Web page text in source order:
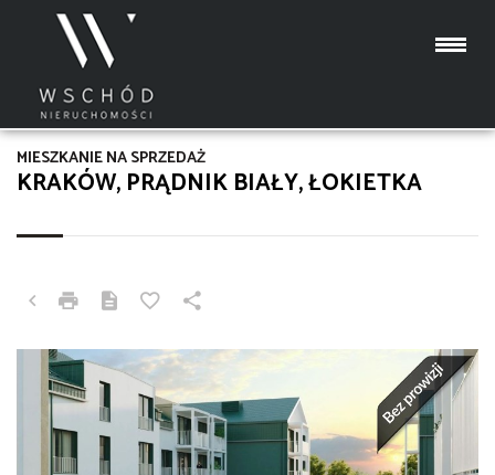
KRAKÓW, PRĄDNIK BIAŁY, ŁOKIETKA
MIESZKANIE NA SPRZEDAŻ